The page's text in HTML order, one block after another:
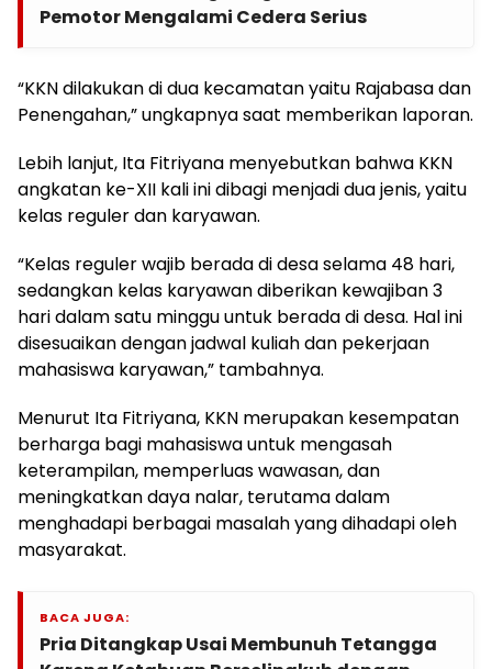
Pemotor Mengalami Cedera Serius
“KKN dilakukan di dua kecamatan yaitu Rajabasa dan
Penengahan,” ungkapnya saat memberikan laporan.
Lebih lanjut, Ita Fitriyana menyebutkan bahwa KKN
angkatan ke-XII kali ini dibagi menjadi dua jenis, yaitu
kelas reguler dan karyawan.
“Kelas reguler wajib berada di desa selama 48 hari,
sedangkan kelas karyawan diberikan kewajiban 3
hari dalam satu minggu untuk berada di desa. Hal ini
disesuaikan dengan jadwal kuliah dan pekerjaan
mahasiswa karyawan,” tambahnya.
Menurut Ita Fitriyana, KKN merupakan kesempatan
berharga bagi mahasiswa untuk mengasah
keterampilan, memperluas wawasan, dan
meningkatkan daya nalar, terutama dalam
menghadapi berbagai masalah yang dihadapi oleh
masyarakat.
BACA JUGA:
Pria Ditangkap Usai Membunuh Tetangga